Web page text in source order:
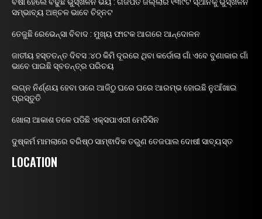
ସମ୍ଭାବ୍ୟ ଅଞ୍ଚଳ ଭାବେ ଚିହ୍ନଟ
ତେଜୁଛି ରେଭେନ୍ସା ବିବାଦ : ମୁଖ୍ୟ ଫାଟକ ଆଗରେ ଆନ୍ଦୋଳନ
ଜାତୀୟ ହସ୍ତତନ୍ତ ଦିବସ :୪୦ କିମି ଦୂରରେ ଥିବା କର୍ଡୋଲା ଗାଁ ଏବେ ବୁଣାକାର ଗାଁ
ଭାବେ ପାଇଛି ସ୍ବତନ୍ତ୍ର ପରିଚୟ
ଲଗ୍ନ ନିର୍ଣ୍ଣୟ ହେବା ପରେ ଆଜିଠୁ ଘରେ ଘରେ ଆରମ୍ଭ ହୋଇଛି ନୁଆଁଖାଇ
ପ୍ରସ୍ତୁତି
ଖୋଲା ଆକାଶ ତଳେ ପଡିଛି ଏକ୍ସପାଏରୀ ମେଡିସିନ
ଦୁଷ୍କର୍ମ ମାମଲାରେ ବରିଷ୍ଠ ସାମ୍ଵାଦିକ ତରୁଣ ତେଜପାଲ ଦୋଷୀ ସାବ୍ୟସ୍ତ
LOCATION